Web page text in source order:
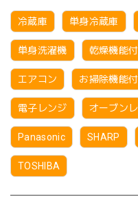
冷蔵庫 単身冷蔵庫
単身洗濯機 乾燥機能
エアコン お掃除機能
電子レンジ オーブン
Panasonic SHARP
TOSHIBA